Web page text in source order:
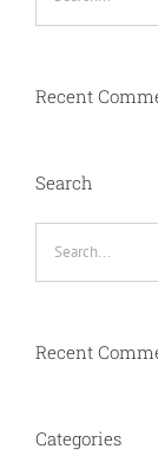
Recent
Search
Recent
Categories